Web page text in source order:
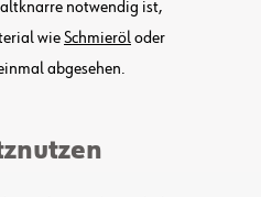
notwendig ist,
wieSchmieröl­oder
abgesehen.